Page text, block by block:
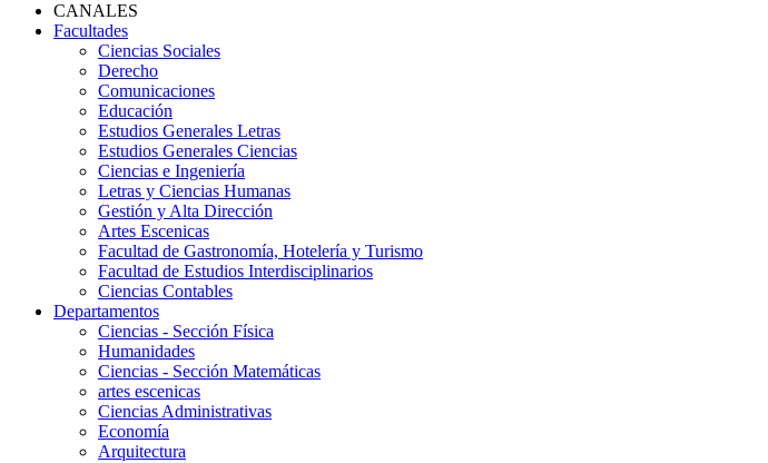
CANALES
Facultades
Ciencias Sociales
Derecho
Comunicaciones
Educación
Estudios Generales Letras
Estudios Generales Ciencias
Ciencias e Ingeniería
Letras y Ciencias Humanas
Gestión y Alta Dirección
Artes Escenicas
Facultad de Gastronomía, Hotelería y Turismo
Facultad de Estudios Interdisciplinarios
Ciencias Contables
Departamentos
Ciencias - Sección Física
Humanidades
Ciencias - Sección Matemáticas
artes escenicas
Ciencias Administrativas
Economía
Arquitectura